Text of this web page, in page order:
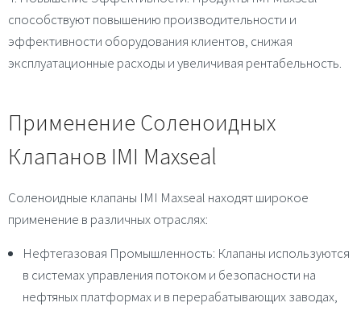
способствуют повышению производительности и
эффективности оборудования клиентов, снижая
эксплуатационные расходы и увеличивая рентабельность.
Применение Соленоидных
Клапанов IMI Maxseal
Соленоидные клапаны IMI Maxseal находят широкое
применение в различных отраслях:
Нефтегазовая Промышленность: Клапаны используются
в системах управления потоком и безопасности на
нефтяных платформах и в перерабатывающих заводах,